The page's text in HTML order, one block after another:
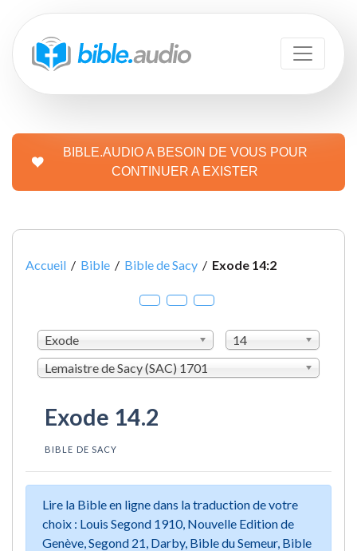
BIBLE.AUDIO A BESOIN DE VOUS POUR
CONTINUER A EXISTER
Accueil / Bible / Bible de Sacy / Exode 14:2
Exode
14
Lemaistre de Sacy (SAC) 1701
Exode 14.2
BIBLE DE SACY
Lire la Bible en ligne dans la traduction de votre
choix : Louis Segond 1910, Nouvelle Edition de
Genève, Segond 21, Darby, Bible du Semeur, Bible